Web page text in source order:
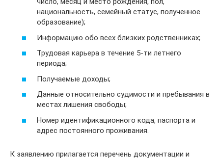
национальность, семейный статус, полученное
образование);
Информацию обо всех близких родственниках;
Трудовая карьера в течение 5-ти летнего
периода;
Получаемые доходы;
Данные относительно судимости и пребывания в
местах лишения свободы;
Номер идентификационного кода, паспорта и
адрес постоянного проживания.
К заявлению прилагается перечень документации и